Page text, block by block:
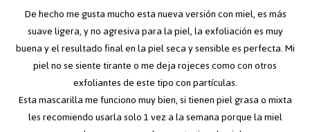
De hecho me gusta mucho esta nueva versión con miel, es más
suave ligera, y no agresiva para la piel, la exfoliación es muy
buena y el resultado final en la piel seca y sensible es perfecta. Mi
piel no se siente tirante o me deja rojeces como con otros
exfoliantes de este tipo con partículas.
Esta mascarilla me funciono muy bien, si tienen piel grasa o mixta
les recomiendo usarla solo 1 vez a la semana porque la miel